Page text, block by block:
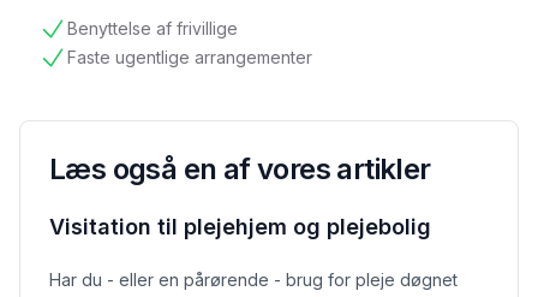
Benyttelse af frivillige
tilgængelig
Faste ugentlige arrangementer
tilgængelig
Læs også en af vores artikler
Visitation til plejehjem og plejebolig
Har du - eller en pårørende - brug for pleje døgnet